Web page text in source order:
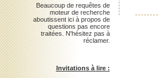
Beaucoup de requêtes de
moteur de recherche
aboutissent ici à propos de
questions pas encore
traitées. N'hésitez pas à
réclamer.
Invitations à lire :